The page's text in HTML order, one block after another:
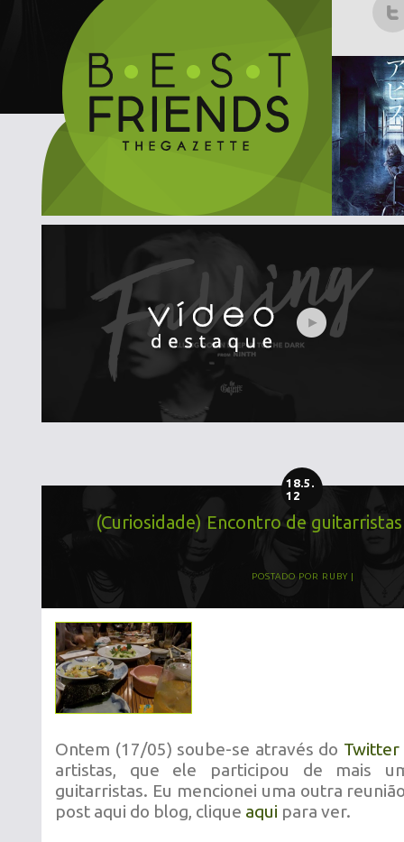
18.5.
12
(Curiosidade) Encontro de
POSTADO POR RUBY
Ontem (17/05) soube-se através do Twitter
artistas, que ele participou de mais
guitarristas. Eu mencionei uma outra
post aqui do blog, clique aqui para ver.